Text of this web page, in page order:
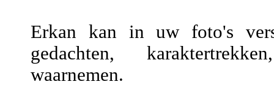
Erkan kan in uw foto's
gedachten,
waarnemen.